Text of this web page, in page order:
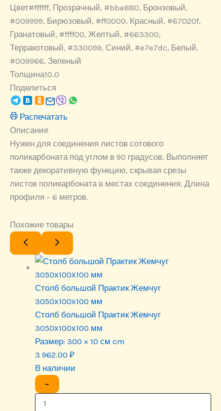
Цвет#ffffff, Прозрачный, #bba880, Бронзовый,
#009999, Бирюзовый, #ff0000, Красный, #67020f,
Гранатовый, #ffff00, Желтый, #663300,
Терракотовый, #330099, Синий, #e7e7dc, Белый,
#009966, Зеленый
Толщина10.0
Поделиться
Распечатать
Описание
Нужен для соединения листов сотового
поликарбоната под углом в 90 градусов. Выполняет
также декоративную функцию, скрывая срезы
листов поликарбоната в местах соединения. Длина
профиля – 6 метров.
Похожие товары
Столб большой Практик Жемчуг
3050х100х100 мм
Столб большой Практик Жемчуг
3050х100х100 мм
Размер: 300 × 10 см cm
3 962.00 ₽
В наличии
−